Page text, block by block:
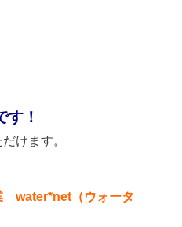
す！
けます。
water*net（ウォータ